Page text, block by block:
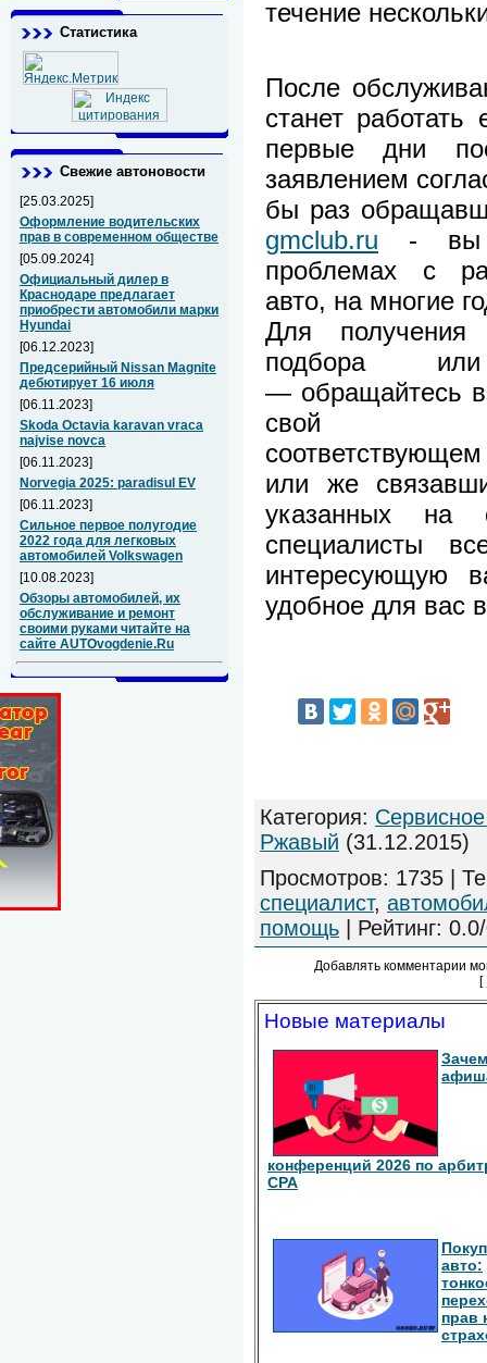
Статистика
Свежие автоновости
[25.03.2025]
Оформление водительских
прав в современном обществе
[05.09.2024]
Официальный дилер в
Краснодаре предлагает
приобрести автомобили марки
Hyundai
[06.12.2023]
Предсерийный Nissan Magnite
дебютирует 16 июля
[06.11.2023]
Skoda Octavia karavan vraca
najvise novca
[06.11.2023]
Norvegia 2025: paradisul EV
[06.11.2023]
Сильное первое полугодие
2022 года для легковых
автомобилей Volkswagen
[10.08.2023]
Обзоры автомобилей, их
обслуживание и ремонт
своими руками читайте на
сайте AUTOvogdenie.Ru
течение
После
станет
первые дни
заявлением
бы раз
gmclub.ru - вы
проблемах с
авто, на многие
Для получения
подбора
— обращайтесь в
или же
указанных на
специалисты
интересующую
удобное для вас
Категория:
Ржавый (31.12.2015)
Просмотров: 1735 |
специалист,
помощь | Рейтинг: 0.0/
Добавлять комментарии
[
Новые материалы
конференций 2026 по
СРА
авто:
прав